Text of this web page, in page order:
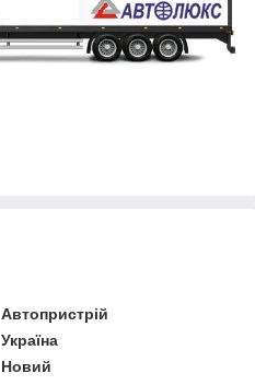
Автопристрій
Україна
Новий